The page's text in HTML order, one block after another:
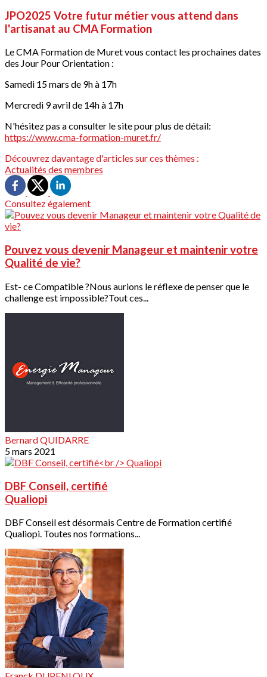
JPO2025 Votre futur métier vous attend dans
l'artisanat au CMA Formation
Le CMA Formation de Muret vous contact les prochaines dates
des Jour Pour Orientation :
Samedi 15 mars de 9h à 17h
Mercredi 9 avril de 14h à 17h
N'hésitez pas a consulter le site pour plus de détail:
https://www.cma-formation-muret.fr/
Découvrez davantage d'articles sur ces thèmes :
Actualités des membres
Consultez également
Pouvez vous devenir Manageur et maintenir votre
Qualité de vie?
Est- ce Compatible ?Nous aurions le réflexe de penser que le
challenge est impossible?Tout ces...
Bernard QUIDARRE
5 mars 2021
DBF Conseil, certifié
Qualiopi
DBF Conseil est désormais Centre de Formation certifié
Qualiopi. Toutes nos formations...